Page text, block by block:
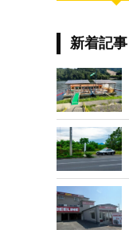
新着記事